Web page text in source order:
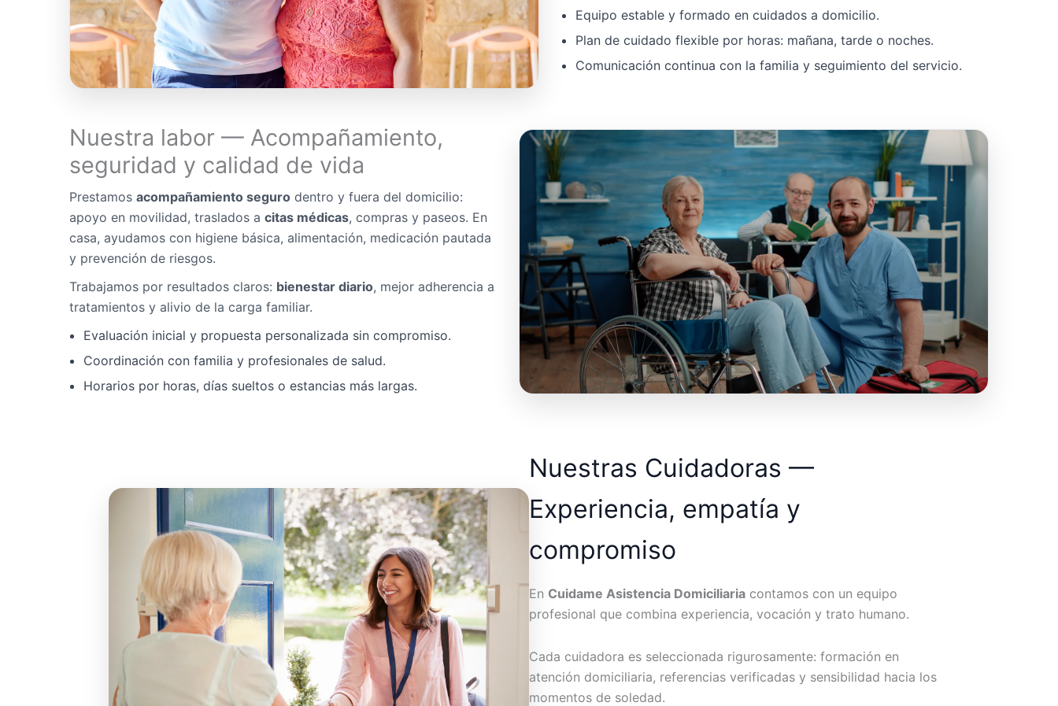
Equipo estable y formado en cuidados a domicilio.
Plan de cuidado flexible por horas: mañana, tarde o noches.
Comunicación continua con la familia y seguimiento del servicio.
Nuestra labor — Acompañamiento,
seguridad y calidad de vida
Prestamos acompañamiento seguro dentro y fuera del domicilio:
apoyo en movilidad, traslados a citas médicas, compras y paseos. En
casa, ayudamos con higiene básica, alimentación, medicación pautada
y prevención de riesgos.
Trabajamos por resultados claros: bienestar diario, mejor adherencia a
tratamientos y alivio de la carga familiar.
Evaluación inicial y propuesta personalizada sin compromiso.
Coordinación con familia y profesionales de salud.
Horarios por horas, días sueltos o estancias más largas.
Nuestras Cuidadoras —
Experiencia, empatía y
compromiso
En Cuidame Asistencia Domiciliaria contamos con un equipo
profesional que combina experiencia, vocación y trato humano.
Cada cuidadora es seleccionada rigurosamente: formación en
atención domiciliaria, referencias verificadas y sensibilidad hacia los
momentos de soledad.